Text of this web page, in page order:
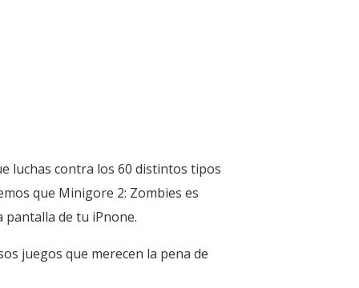
luchas contra los 60 distintos tipos
que Minigore 2: Zombies es
pantalla de tu iPnone.
juegos que merecen la pena de